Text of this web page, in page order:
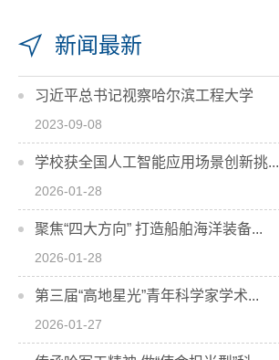
新闻最新
习近平总书记视察哈尔滨工程大学
2023-09-08
学校获全国人工智能应用场景创新挑...
2026-01-28
聚焦“四大方向” 打造船舶海洋装备...
2026-01-28
第三届“高地星光”青年科学家学术...
2026-01-27